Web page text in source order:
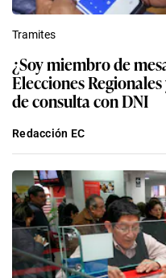
Tramites
¿Soy miembro de
Elecciones Regionales y Municipales 2026? LINK
de consulta con DNI
Redacción EC